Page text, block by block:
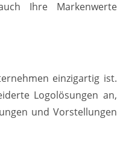
Ihre Markenwerte
einzigartig ist.
Logolösungen an,
und Vorstellungen